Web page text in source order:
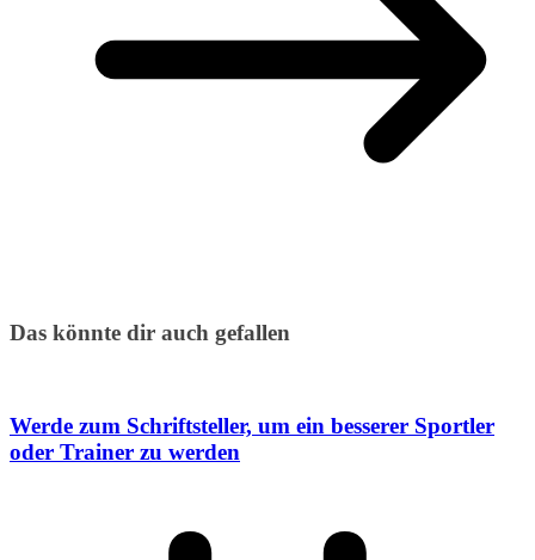
Das könnte dir auch gefallen
Werde zum Schriftsteller, um ein besserer Sportler
oder Trainer zu werden